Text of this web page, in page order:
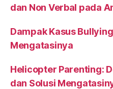
dan Non Verbal pada
Dampak Kasus
Mengatasinya
Helicopter Parenting:
dan Solusi